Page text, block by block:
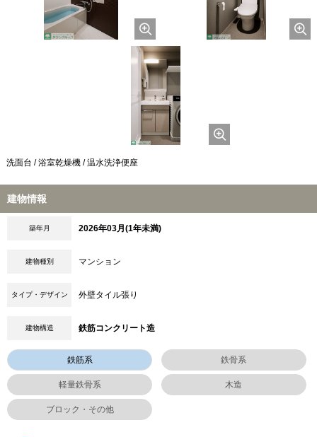
洗面台 / 浴室乾燥機 / 温水洗浄便座
建物情報
築年月 2026年03月(1年未満)
建物種別 マンション
タイプ・デザイン 外壁タイル張り
建物構造 鉄筋コンクリート造
鉄筋系 鉄骨系
軽量鉄骨系 木造
ブロック・その他